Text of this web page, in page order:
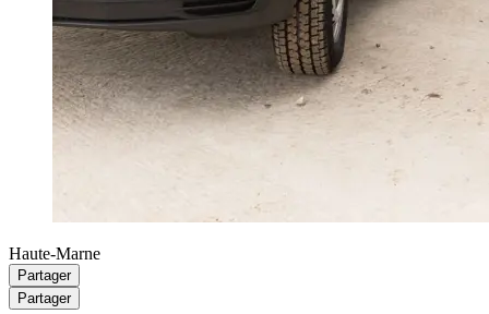
Haute-Marne
Partager
Partager